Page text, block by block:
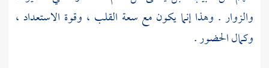
والزوار . وهذا إنما يكون مع سعة القلب ، وقوة الاستعداد ،
وكمال الحضور .